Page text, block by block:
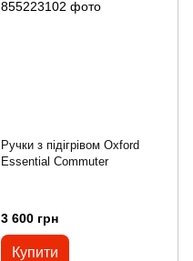
Ручки з підігрівом Oxford
Essential Commuter
3 600 грн
Купити